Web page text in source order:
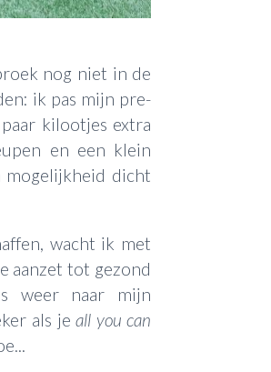
nog niet in de
ik pas mijn pre-
kilootjes extra
en een klein
mogelijkheid dicht
wacht ik met
aanzet tot gezond
weer naar mijn
als jeall you can